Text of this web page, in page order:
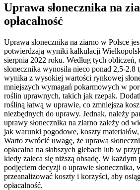
Uprawa słonecznika na
opłacalność
Uprawa słonecznika na ziarno w Polsce
potwierdzają wyniki kalkulacji
sierpnia 2022 roku. Według tych obliczeń,
słonecznika wynosiła nieco ponad 2,5-2.8
wynika z wysokiej wartości rynkowej
mniejszych wymagań pokarmowych w
roślin uprawnych, takich jak rzepak.
rośliną łatwą w uprawie, co zmniejsza
niezbędnych do uprawy. Jednak, należy
uprawy słonecznika na ziarno zależy od
jak warunki pogodowe, koszty
Warto zwrócić uwagę, że uprawa
opłacalna na słabszych glebach lub w
kiedy zaleca się niższą obsadę. W każdym
podjęciem decyzji o uprawie słonecznika,
przeanalizować koszty i korzyści, aby
opłacalność.